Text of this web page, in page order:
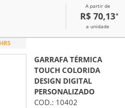
A partir de
R$ 70,13*
a unidade
GARRAFA TÉRMICA
TOUCH COLORIDA
DESIGN DIGITAL
PERSONALIZADO
COD.: 10402